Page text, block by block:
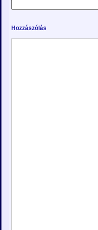
Hozzászólás